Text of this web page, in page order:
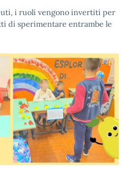
i ruoli vengono invertiti per
di sperimentare entrambe le